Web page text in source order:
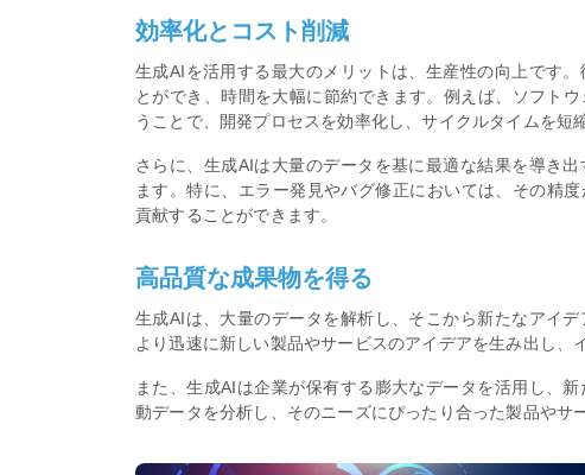
効率化とコスト削減
生成AIを活用する最大のメリットは、生産性の向上です
とができ、時間を大幅に節約できます。例えば、ソフト
うことで、開発プロセスを効率化し、サイクルタイムを短
さらに、生成AIは大量のデータを基に最適な結果を導き
ます。特に、エラー発見やバグ修正においては、その精
貢献することができます。
高品質な成果物を得る
生成AIは、大量のデータを解析し、そこから新たなアイ
より迅速に新しい製品やサービスのアイデアを生み出し、
また、生成AIは企業が保有する膨大なデータを活用し、
動データを分析し、そのニーズにぴったり合った製品やサ